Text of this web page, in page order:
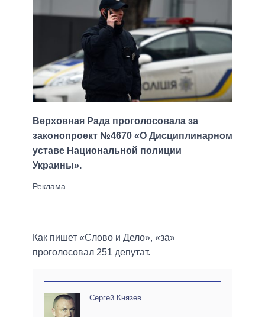
ВСЕ ПЕРСОНЫ
Верховная Рада проголосовала за
законопроект №4670 «О Дисциплинарном
уставе Национальной полиции
Украины».
Как пишет «Слово и Дело», «за»
проголосовал 251 депутат.
Сергей Князев